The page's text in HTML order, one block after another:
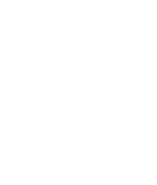
所以直接离线，